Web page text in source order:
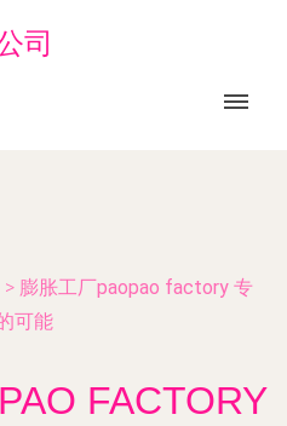
司
> 膨胀工厂paopao factory 专
可能
FACTORY